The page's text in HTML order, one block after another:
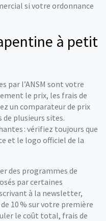
si votre ordonnance
à petit
par l’ANSM sont votre
le prix, les frais de
un comparateur de prix
plusieurs sites.
: vérifiez toujours que
et le logo officiel de la
des programmes de
par certaines
à la newsletter,
10 % sur votre première
le coût total, frais de